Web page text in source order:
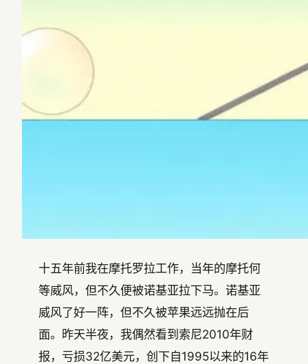
十五年前我在摩托罗拉工作，当年的摩托何
等威风，但不久便被诺基亚拉下马。诺基亚
威风了好一阵，但不久被苹果远远抛在后
面。昨天半夜，我偶然看到索尼2010年财
报，亏损32亿美元，创下自1995以来的16年